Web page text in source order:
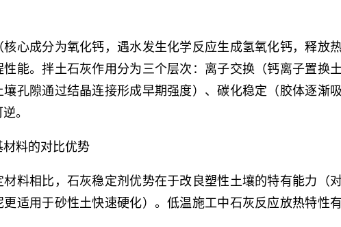
核心成分为氧化钙，遇水发生化学反应生成氢氧化钙，释放
性能。拌土石灰作用分为三个层次：离子交换（钙离子置换
壤孔隙通过结晶连接形成早期强度）、碳化稳定（胶体逐渐
。
料的对比优势
材料相比，石灰稳定剂优势在于改良塑性土壤的特有能力（
更适用于砂性土快速硬化）。低温施工中石灰反应放热特性